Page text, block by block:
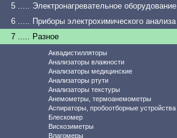
5 ..... Электронагревательное оборудование
6 ..... Приборы электрохимического анализа
7 ..... Разное
Аквадистилляторы
Анализаторы влажности
Анализаторы медицинские
Анализаторы ртути
Анализаторы текстуры
Анемометры, термоанемометры
Аспираторы, пробоотборные устройства
Блескомер
Вискозиметры
Влагомеры